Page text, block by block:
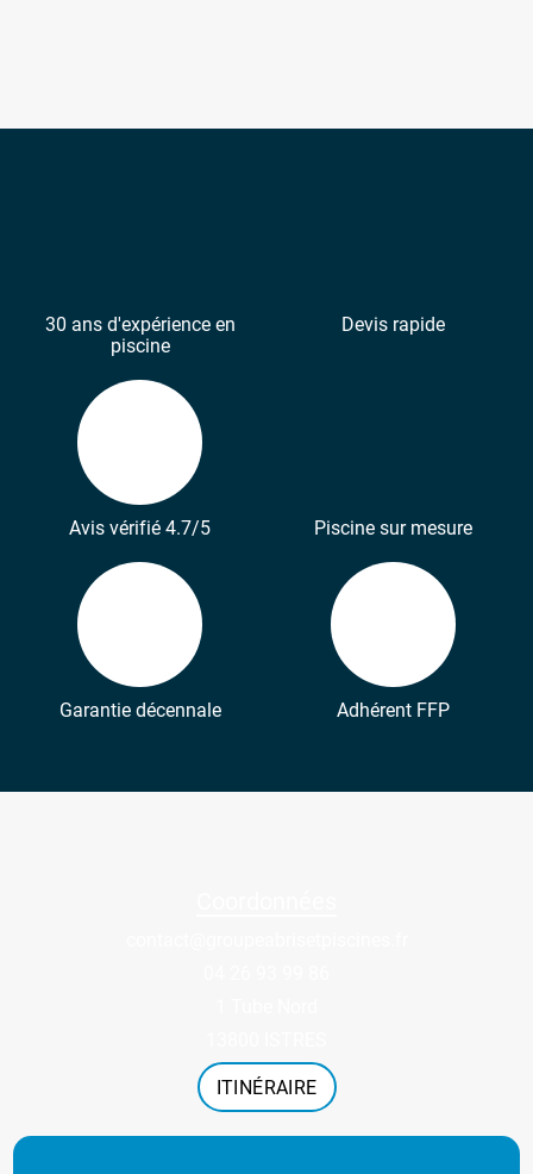
30 ans d'expérience en
piscine
Devis rapide
Avis vérifié 4.7/5 Piscine sur mesure
Garantie décennale Adhérent FFP
ITINÉRAIRE